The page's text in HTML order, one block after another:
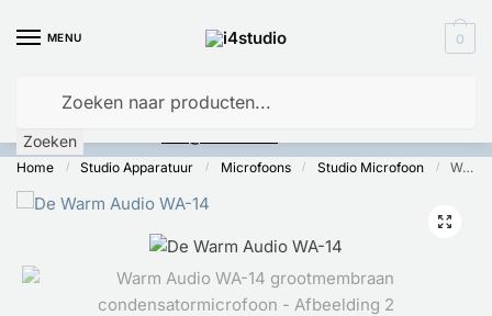
MENU
Zoeken
0
uw computer al over op Windows 11? Heeft u vragen stuur een
Home / Studio Apparatuur / Microfoons / Studio Microfoon / Warm Audio WA-14 grootmembraan condensatormicrofoon
🔍